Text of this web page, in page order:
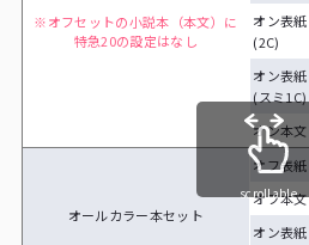
※オフセットの小説本（本文）に
特急20の設定はなし
オン表紙
(2C)
オン表紙
(スミ1C)
オン本文
オールカラー本セット
オフ表紙
オフ本文
オン表紙
scrollable